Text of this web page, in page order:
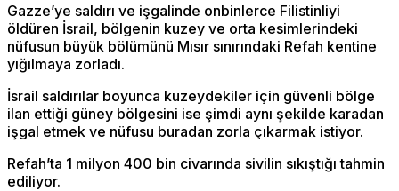
Gazze’ye saldırı ve işgalinde onbinlerce Filistinliyi
öldüren İsrail, bölgenin kuzey ve orta kesimlerindeki
nüfusun büyük bölümünü Mısır sınırındaki Refah kentine
yığılmaya zorladı.
İsrail saldırılar boyunca kuzeydekiler için güvenli bölge
ilan ettiği güney bölgesini ise şimdi aynı şekilde karadan
işgal etmek ve nüfusu buradan zorla çıkarmak istiyor.
Refah’ta 1 milyon 400 bin civarında sivilin sıkıştığı tahmin
ediliyor.